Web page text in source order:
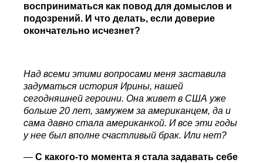
восприниматься как повод для домыслов и
подозрений. И что делать, если доверие
окончательно исчезнет?
Над всеми этими вопросами меня заставила
задуматься история Ирины, нашей
сегодняшней героини. Она живет в США уже
больше20 лет, замужем за американцем, да и
сама давно стала американкой. И все эти годы
у нее был вполне счастливый брак. Или нет?
—С какого-то момента я стала задавать себе